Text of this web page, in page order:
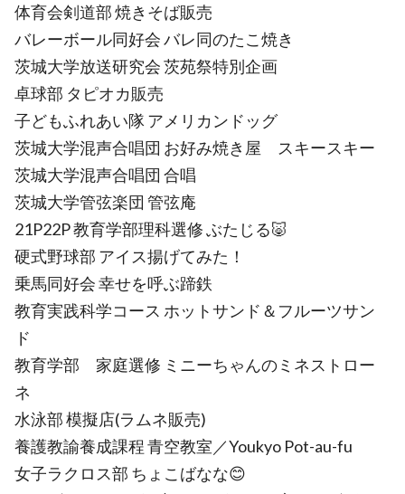
体育会剣道部 焼きそば販売
バレーボール同好会 バレ同のたこ焼き
茨城大学放送研究会 茨苑祭特別企画
卓球部 タピオカ販売
子どもふれあい隊 アメリカンドッグ
茨城大学混声合唱団 お好み焼き屋 スキースキー
茨城大学混声合唱団 合唱
茨城大学管弦楽団 管弦庵
21P22P 教育学部理科選修 ぶたじる🐷
硬式野球部 アイス揚げてみた！
乗馬同好会 幸せを呼ぶ蹄鉄
教育実践科学コース ホットサンド＆フルーツサン
ド
教育学部 家庭選修 ミニーちゃんのミネストロー
ネ
水泳部 模擬店(ラムネ販売)
養護教諭養成課程 青空教室／Youkyo Pot-au-fu
女子ラクロス部 ちょこばなな😊